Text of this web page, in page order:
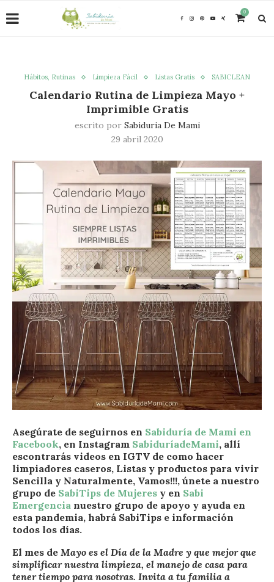
0
Hábitos, Rutinas Limpieza Fácil Listas Gratis SABICLEAN
Calendario Rutina de Limpieza Mayo +
Imprimible Gratis
escrito por Sabiduria De Mami
29 abril 2020
Asegúrate de seguirnos en Sabiduría de Mami en
Facebook, en Instagram SabiduríadeMami, allí
escontrarás videos en IGTV de como hacer
limpiadores caseros, Listas y productos para vivir
Sencilla y Naturalmente, Vamos!!!, únete a nuestro
grupo de SabiTips de Mujeres y en Sabi
Emergencia nuestro grupo de apoyo y ayuda en
esta pandemia, habrá SabiTips e información
todos los días.
El mes de Mayo es el Día de la Madre y que mejor que
simplificar nuestra limpieza, el manejo de casa para
tener tiempo para nosotras. Invita a tu familia a